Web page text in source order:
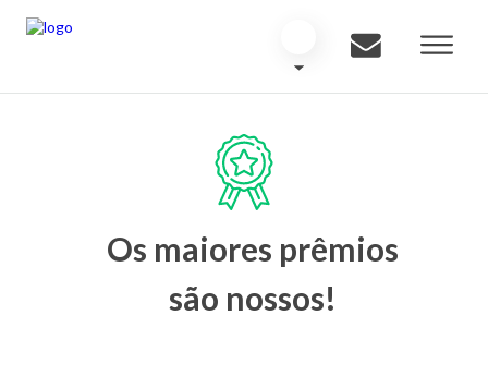
Os maiores prêmios
são nossos!